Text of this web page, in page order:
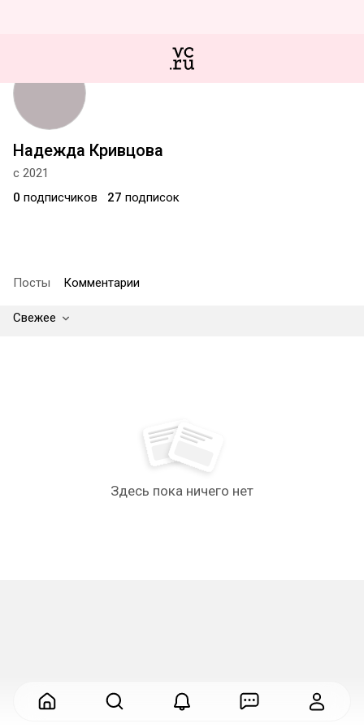
Надежда Кривцова
с 2021
0 подписчиков 27 подписок
Посты Комментарии
Свежее
Здесь пока ничего нет